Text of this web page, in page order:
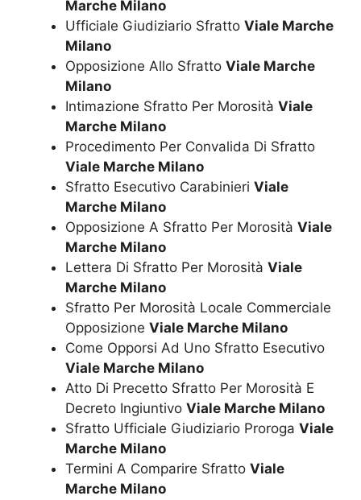
Marche Milano
Ufficiale Giudiziario Sfratto Viale Marche
Milano
Opposizione Allo Sfratto Viale Marche
Milano
Intimazione Sfratto Per Morosità Viale
Marche Milano
Procedimento Per Convalida Di Sfratto
Viale Marche Milano
Sfratto Esecutivo Carabinieri Viale
Marche Milano
Opposizione A Sfratto Per Morosità Viale
Marche Milano
Lettera Di Sfratto Per Morosità Viale
Marche Milano
Sfratto Per Morosità Locale Commerciale
Opposizione Viale Marche Milano
Come Opporsi Ad Uno Sfratto Esecutivo
Viale Marche Milano
Atto Di Precetto Sfratto Per Morosità E
Decreto Ingiuntivo Viale Marche Milano
Sfratto Ufficiale Giudiziario Proroga Viale
Marche Milano
Termini A Comparire Sfratto Viale
Marche Milano